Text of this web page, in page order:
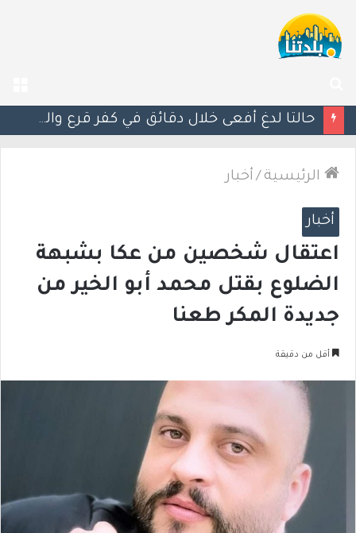
عن
مصرع الفتى محمد جمعة القرناوي (17 عامًا) في حادث سير مروّع في عرعرة النقب
الرئيسية / أخبار
أخبار
اعتقال شخصين من عكا بشبهة
الضلوع بقتل محمد أبو الخير من
جديدة المكر طعنا
أقل من دقيقة